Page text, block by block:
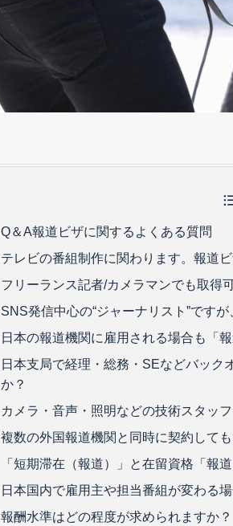
Q＆A報道ビザに関するよくある質問
テレビの番組制作に関わります。報道
フリーランス記者/カメラマンでも取得
SNS発信中心の“ジャーナリスト”です
日本の報道機関に雇用される場合も「
日本支局で経理・総務・SEなどバック
か？
カメラ・音声・照明などの技術スタッ
複数の外国報道機関と同時に契約して
「短期滞在（報道）」と在留資格「報
日本国内で雇用主や担当番組が変わる
報酬水準はどの程度が求められますか？